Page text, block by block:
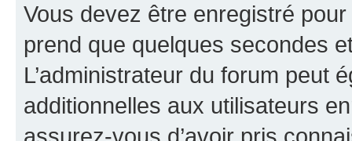
Vous devez être enregistré
prend que quelques secondes
L’administrateur du forum peut
additionnelles aux utilisateurs